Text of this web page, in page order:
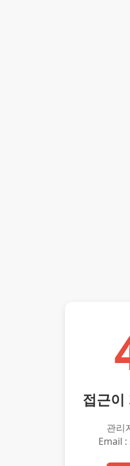
접근이
관리
Email